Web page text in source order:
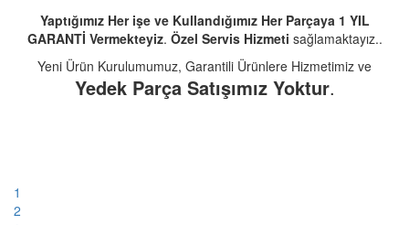
Yaptığımız Her işe ve Kullandığımız Her Parçaya 1 YIL
GARANTİ Vermekteyiz. Özel Servis Hizmeti sağlamaktayız..
Yeni Ürün Kurulumumuz, Garantili Ürünlere Hizmetimiz ve
Yedek Parça Satışımız Yoktur.
1
2